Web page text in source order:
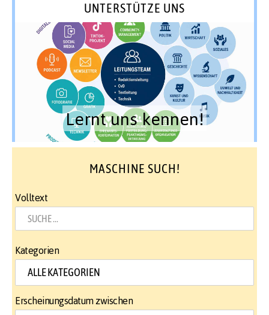
UNTERSTÜTZE UNS
Lernt uns kennen!
MASCHINE SUCH!
Volltext
Kategorien
Erscheinungsdatum zwischen